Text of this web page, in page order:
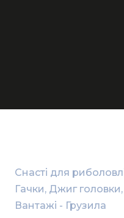
Снасті для
Гачки, Джиг
Вантажі - Грузила